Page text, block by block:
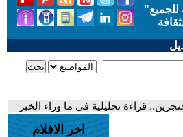
"
قراءة تحليلية في ما وراء الخبر
اخر الافلام